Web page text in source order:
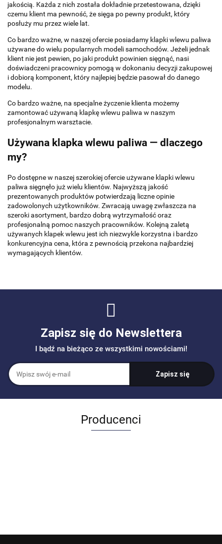
jakością. Każda z nich została dokładnie przetestowana, dzięki
czemu klient ma pewność, że sięga po pewny produkt, który
posłuży mu przez wiele lat.
Co bardzo ważne, w naszej ofercie posiadamy klapki wlewu paliwa
używane do wielu popularnych modeli samochodów. Jeżeli jednak
klient nie jest pewien, po jaki produkt powinien sięgnąć, nasi
doświadczeni pracownicy pomogą w dokonaniu decyzji zakupowej
i dobiorą komponent, który najlepiej będzie pasował do danego
modelu.
Co bardzo ważne, na specjalne życzenie klienta możemy
zamontować używaną klapkę wlewu paliwa w naszym
profesjonalnym warsztacie.
Używana klapka wlewu paliwa — dlaczego
my?
Po dostępne w naszej szerokiej ofercie używane klapki wlewu
paliwa sięgnęło już wielu klientów. Najwyższą jakość
prezentowanych produktów potwierdzają liczne opinie
zadowolonych użytkowników. Zwracają uwagę zwłaszcza na
szeroki asortyment, bardzo dobrą wytrzymałość oraz
profesjonalną pomoc naszych pracowników. Kolejną zaletą
używanych klapek wlewu jest ich niezwykle korzystna i bardzo
konkurencyjna cena, która z pewnością przekona najbardziej
wymagających klientów.
Zapisz się do Newslettera
I bądź na bieżąco ze wszystkimi nowościami!
Producenci